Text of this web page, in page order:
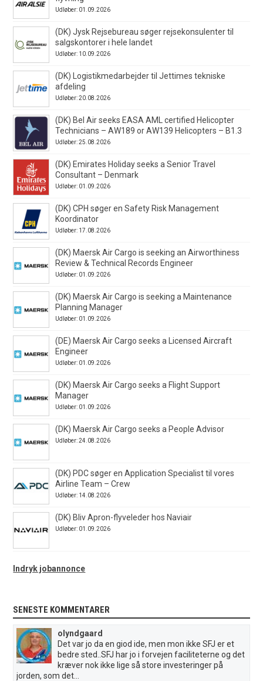
Udløber: 01.09.2026
(DK) Jysk Rejsebureau søger rejsekonsulenter til
salgskontorer i hele landet
Udløber: 10.09.2026
(DK) Logistikmedarbejder til Jettimes tekniske
afdeling
Udløber: 20.08.2026
(DK) Bel Air seeks EASA AML certified Helicopter
Technicians – AW189 or AW139 Helicopters – B1.3
Udløber: 25.08.2026
(DK) Emirates Holiday seeks a Senior Travel
Consultant – Denmark
Udløber: 01.09.2026
(DK) CPH søger en Safety Risk Management
Koordinator
Udløber: 17.08.2026
(DK) Maersk Air Cargo is seeking an Airworthiness
Review & Technical Records Engineer
Udløber: 01.09.2026
(DK) Maersk Air Cargo is seeking a Maintenance
Planning Manager
Udløber: 01.09.2026
(DE) Maersk Air Cargo seeks a Licensed Aircraft
Engineer
Udløber: 01.09.2026
(DK) Maersk Air Cargo seeks a Flight Support
Manager
Udløber: 01.09.2026
(DK) Maersk Air Cargo seeks a People Advisor
Udløber: 24.08.2026
(DK) PDC søger en Application Specialist til vores
Airline Team – Crew
Udløber: 14.08.2026
(DK) Bliv Apron-flyveleder hos Naviair
Udløber: 01.09.2026
Indryk jobannonce
SENESTE KOMMENTARER
olyndgaard
Det var jo da en giod ide, men mon ikke SFJ er et
bedre sted..SFJ har jo i forvejen faciliteterne og det
kræver nok ikke lige så store investeringer på
jorden, som det...